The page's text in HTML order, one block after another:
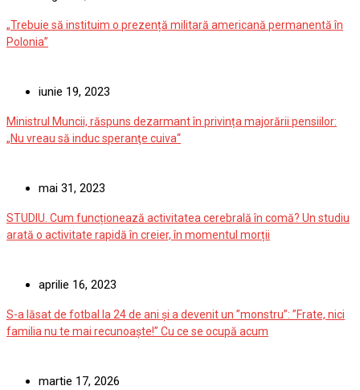
„Trebuie să instituim o prezență militară americană permanentă în
Polonia”
iunie 19, 2023
Ministrul Muncii, răspuns dezarmant în privința majorării pensiilor:
„Nu vreau să induc speranţe cuiva“
mai 31, 2023
STUDIU. Cum funcționează activitatea cerebrală în comă? Un studiu
arată o activitate rapidă în creier, în momentul morții
aprilie 16, 2023
S-a lăsat de fotbal la 24 de ani și a devenit un ”monstru”: ”Frate, nici
familia nu te mai recunoaște!” Cu ce se ocupă acum
martie 17, 2026